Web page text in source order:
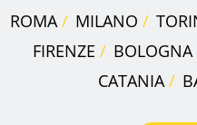
ROMA MILANO
FIRENZE
BOLOGNA
CATANIA